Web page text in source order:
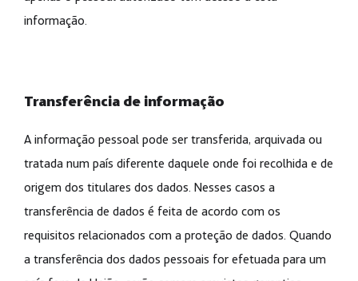
informação.
Transferência de informação
A informação pessoal pode ser transferida, arquivada ou
tratada num país diferente daquele onde foi recolhida e de
origem dos titulares dos dados. Nesses casos a
transferência de dados é feita de acordo com os
requisitos relacionados com a proteção de dados. Quando
a transferência dos dados pessoais for efetuada para um